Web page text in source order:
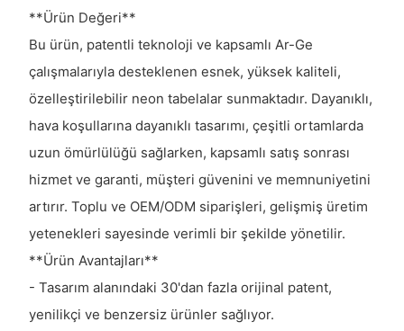
**Ürün Değeri**
Bu ürün, patentli teknoloji ve kapsamlı Ar-Ge
çalışmalarıyla desteklenen esnek, yüksek kaliteli,
özelleştirilebilir neon tabelalar sunmaktadır. Dayanıklı,
hava koşullarına dayanıklı tasarımı, çeşitli ortamlarda
uzun ömürlülüğü sağlarken, kapsamlı satış sonrası
hizmet ve garanti, müşteri güvenini ve memnuniyetini
artırır. Toplu ve OEM/ODM siparişleri, gelişmiş üretim
yetenekleri sayesinde verimli bir şekilde yönetilir.
**Ürün Avantajları**
- Tasarım alanındaki 30'dan fazla orijinal patent,
yenilikçi ve benzersiz ürünler sağlıyor.